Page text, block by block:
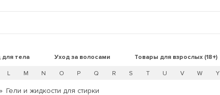
для тела Уход за волосами Товары для взрослых (18+)
L M N O P Q R S T U V W Y
Гели и жидкости для стирки